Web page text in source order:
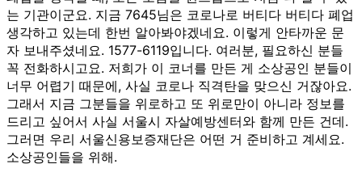
는 기관이군요. 지금 7645님은 코로나로 버티다 버티다 폐업
생각하고 있는데 한번 알아봐야겠네요. 이렇게 안타까운 문
자 보내주셨네요. 1577-6119입니다. 여러분, 필요하신 분들
꼭 전화하시고요. 저희가 이 코너를 만든 게 소상공인 분들이
너무 어렵기 때문에, 사실 코로나 직격탄을 맞으신 거잖아요.
그래서 지금 그분들을 위로하고 또 위로만이 아니라 정보를
드리고 싶어서 사실 서울시 자살예방센터와 함께 만든 건데.
그러면 우리 서울신용보증재단은 어떤 거 준비하고 계세요.
소상공인들을 위해.